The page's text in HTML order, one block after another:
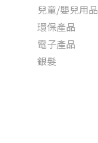
兒童/嬰兒用品
環保產品
電子產品
銀髮